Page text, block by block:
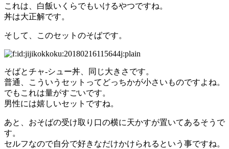
これは、白飯いくらでもいけるやつですね。
丼は大正解です。
そして、このセットのそばです。
そばとチャ-シュー丼、同じ大きさです。
普通、こういうセットってどっちかが小さいものですよね。
でもこれは量がすごいです。
男性には嬉しいセットですね。
あと、おそばの受け取り口の横に天かすが置いてあるそうで
す。
セルフなので自分で好きなだけかけられるという事ですね。